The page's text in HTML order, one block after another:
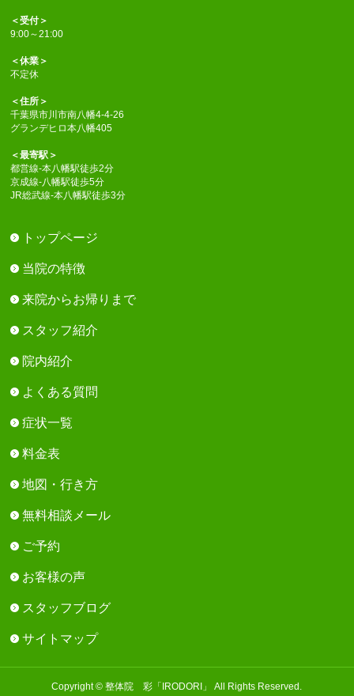
＜受付＞
9:00～21:00
＜休業＞
不定休
＜住所＞
千葉県市川市南八幡4-4-26
グランデヒロ本八幡405
＜最寄駅＞
都営線-本八幡駅徒歩2分
京成線-八幡駅徒歩5分
JR総武線-本八幡駅徒歩3分
トップページ
当院の特徴
来院からお帰りまで
スタッフ紹介
院内紹介
よくある質問
症状一覧
料金表
地図・行き方
無料相談メール
ご予約
お客様の声
スタッフブログ
サイトマップ
Copyright © 整体院 彩「IRODORI」 All Rights Reserved.